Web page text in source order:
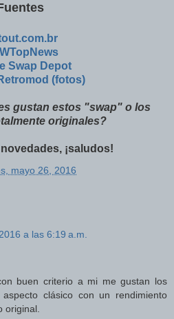
Swap Depot
(fotos)
gustan estos "swap" o los
originales?
¡saludos!
mayo 26, 2016
a las 6:19 a.m.
buen criterio a mi me gustan los
clásico con un rendimiento
original.